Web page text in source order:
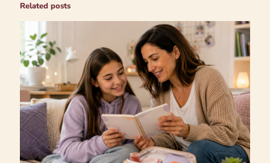
Related posts